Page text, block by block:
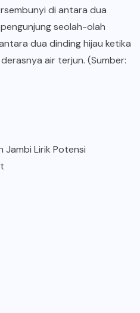
di antara dua
seolah-olah
dua dinding hijau ketika
air terjun. (Sumber:
Jambi Lirik Potensi